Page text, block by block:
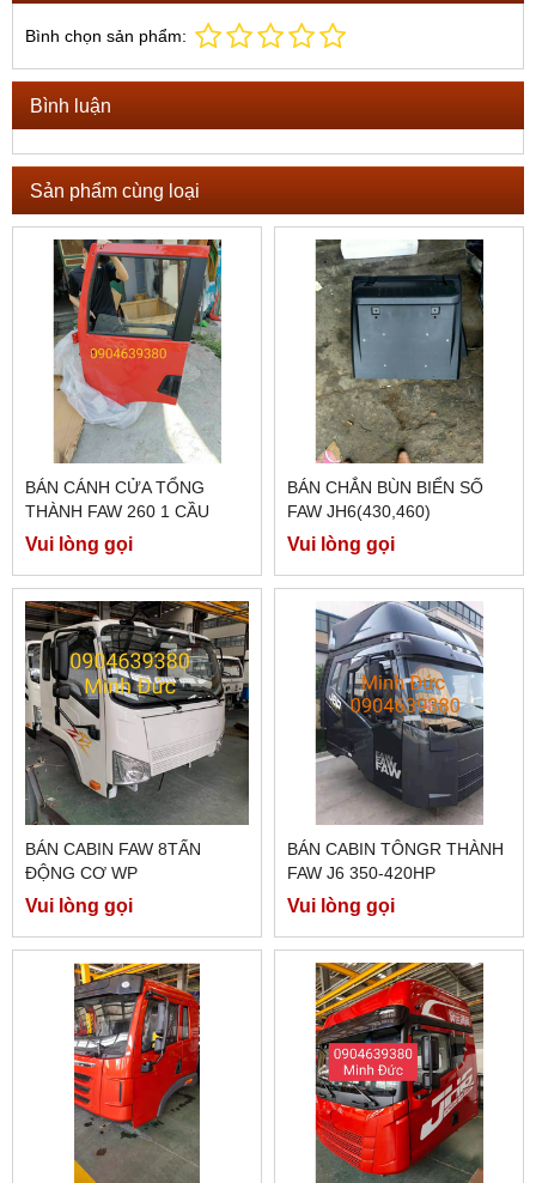
Bình chọn sản phẩm:
Bình luận
Sản phẩm cùng loại
BÁN CÁNH CỬA TỔNG
THÀNH FAW 260 1 CẦU
MÁY ĐIỆN
Vui lòng gọi
BÁN CHẮN BÙN BIỂN SỐ
FAW JH6(430,460)
Vui lòng gọi
BÁN CABIN FAW 8TẤN
ĐỘNG CƠ WP
Vui lòng gọi
BÁN CABIN TÔNGR THÀNH
FAW J6 350-420HP
Vui lòng gọi